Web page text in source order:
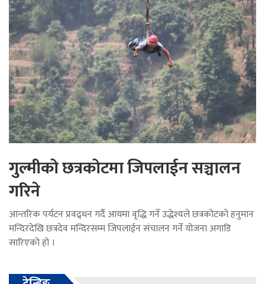
गुल्मीको छत्रकोटमा जिपलाईन सञ्चालन
गरिने
आन्तरिक पर्यटन प्रवद्र्धन गर्दै आयमा वृद्धि गर्ने उद्धेश्यले छत्रकोटको हनुमान
मन्दिरदेखि छत्रदेव मन्दिरसम्म जिपलाईन संचालन गर्ने योजना अगाडि
सारिएको हो ।